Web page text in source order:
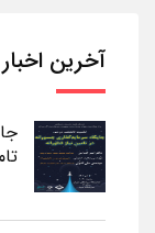
آخرین